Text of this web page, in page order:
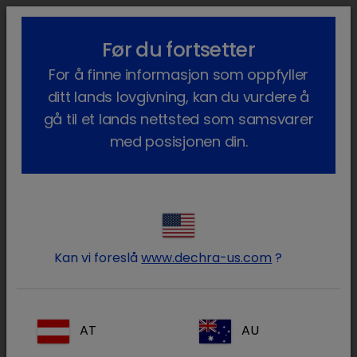
lock_outline search menu
Pharma Lisensiert
Meloxidolor
Før du fortsetter
For å finne informasjon som oppfyller
ditt lands lovgivning, kan du vurdere å
gå til et lands nettsted som samsvarer
med posisjonen din.
Kan vi foreslåwww.dechra-us.com ?
AT AU